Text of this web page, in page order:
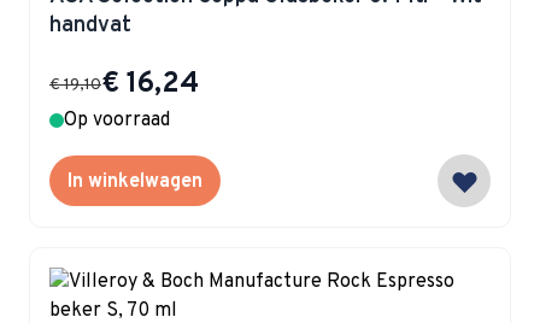
handvat
Special Price
€ 16,24
€ 19,10
Op voorraad
In winkelwagen